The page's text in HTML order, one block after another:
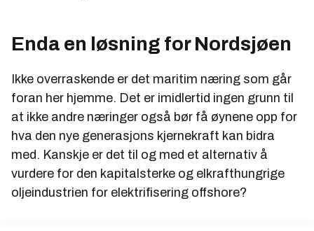
Enda en løsning for Nordsjøen
Ikke overraskende er det maritim næring som går
foran her hjemme. Det er imidlertid ingen grunn til
at ikke andre næringer også bør få øynene opp for
hva den nye generasjons kjernekraft kan bidra
med. Kanskje er det til og med et alternativ å
vurdere for den kapitalsterke og elkrafthungrige
oljeindustrien for elektrifisering offshore?